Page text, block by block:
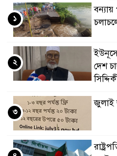
বন্যায়
১
দেশ
২
জুলাই
৩